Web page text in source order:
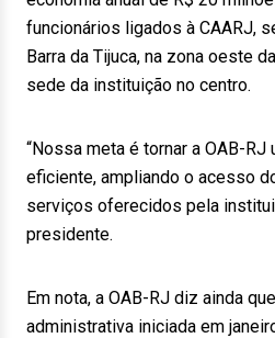
funcionários ligados à CAARJ,
Barra da Tijuca, na zona oeste
sede da instituição no centro.
“Nossa meta é tornar a OAB-
eficiente, ampliando o acesso
serviços oferecidos pela
presidente.
Em nota, a OAB-RJ diz ainda
administrativa iniciada em